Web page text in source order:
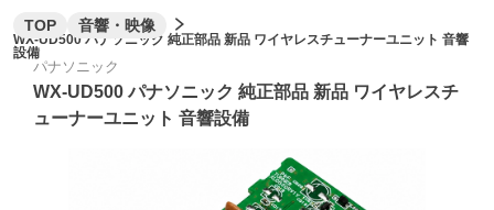
TOP 音響・映像
WX-UD500 パナソニック 純正部品 新品 ワイヤレスチューナーユニット 音響
設備
パナソニック
WX-UD500 パナソニック 純正部品 新品 ワイヤレスチ
ューナーユニット 音響設備